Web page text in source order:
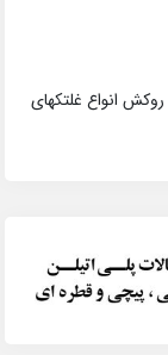
انواع غلتکهای